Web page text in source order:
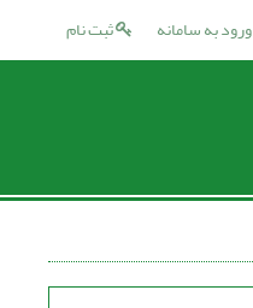
ثبت نام ورود به سامانه